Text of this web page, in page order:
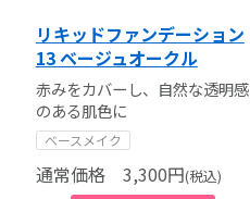
リキッドファンデーション
13 ベージュオークル
赤みをカバーし、自然な透明感
のある肌色に
ベースメイク
通常価格3,300円(税込)